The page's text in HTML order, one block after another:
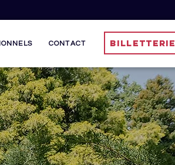
CONTACT BILLETTERIE